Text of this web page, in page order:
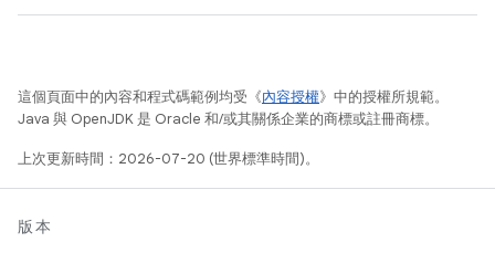
這個頁面中的內容和程式碼範例均受《內容授權》中的授權所規範。
Java 與 OpenJDK 是 Oracle 和/或其關係企業的商標或註冊商標。
上次更新時間：2026-07-20 (世界標準時間)。
版本